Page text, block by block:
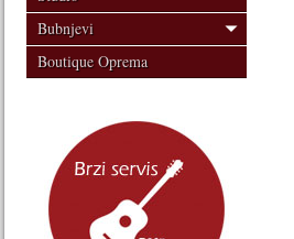
Bubnjevi
Boutique Oprema